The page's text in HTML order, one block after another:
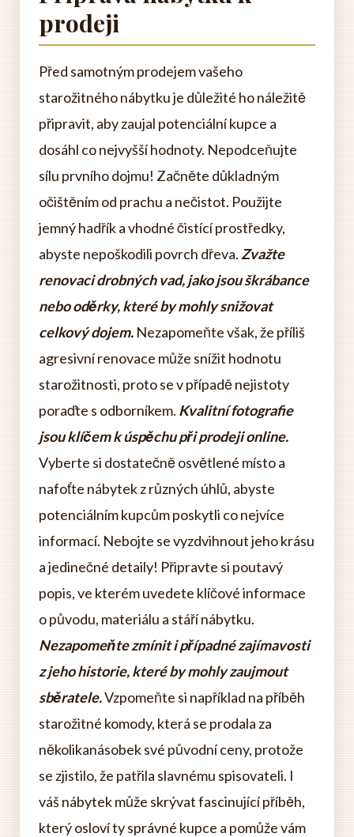
prodeji
Před samotným prodejem vašeho
starožitného nábytku je důležité ho náležitě
připravit, aby zaujal potenciální kupce a
dosáhl co nejvyšší hodnoty. Nepodceňujte
sílu prvního dojmu! Začněte důkladným
očištěním od prachu a nečistot. Použijte
jemný hadřík a vhodné čistící prostředky,
abyste nepoškodili povrch dřeva. Zvažte
renovaci drobných vad, jako jsou škrábance
nebo oděrky, které by mohly snižovat
celkový dojem. Nezapomeňte však, že příliš
agresivní renovace může snížit hodnotu
starožitnosti, proto se v případě nejistoty
poraďte s odborníkem. Kvalitní fotografie
jsou klíčem k úspěchu při prodeji online.
Vyberte si dostatečně osvětlené místo a
nafoťte nábytek z různých úhlů, abyste
potenciálním kupcům poskytli co nejvíce
informací. Nebojte se vyzdvihnout jeho krásu
a jedinečné detaily! Připravte si poutavý
popis, ve kterém uvedete klíčové informace
o původu, materiálu a stáří nábytku.
Nezapomeňte zmínit i případné zajímavosti
z jeho historie, které by mohly zaujmout
sběratele.Vzpomeňte si například na příběh
starožitné komody, která se prodala za
několikanásobek své původní ceny, protože
se zjistilo, že patřila slavnému spisovateli. I
váš nábytek může skrývat fascinující příběh,
který osloví ty správné kupce a pomůže vám